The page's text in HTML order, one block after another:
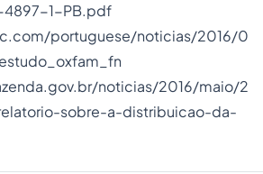
1-PB.pdf
portuguese/noticias/2016/0
noticias/2016/maio/2
sobre-a-distribuicao-da-